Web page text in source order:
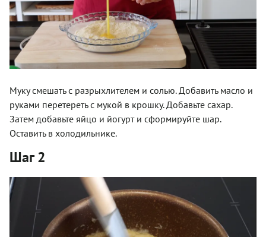
Муку смешать с разрыхлителем и солью. Добавить масло и
руками перетереть с мукой в крошку. Добавьте сахар.
Затем добавьте яйцо и йогурт и сформируйте шар.
Оставить в холодильнике.
Шаг 2